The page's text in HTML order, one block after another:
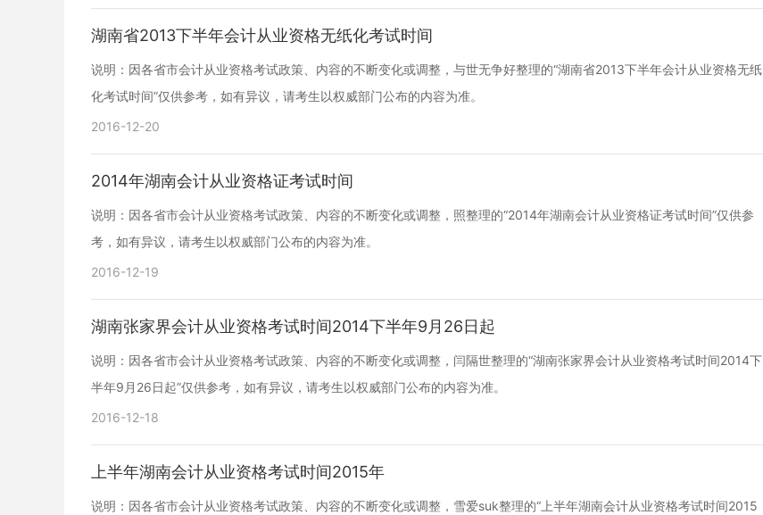
湖南省2013下半年会计从业资格无纸化考试时间
说明：因各省市会计从业资格考试政策、内容的不断变化或调整，与世无争好整理的“湖南省2013下半年会计从业资格无纸
化考试时间”仅供参考，如有异议，请考生以权威部门公布的内容为准。
2016-12-20
2014年湖南会计从业资格证考试时间
说明：因各省市会计从业资格考试政策、内容的不断变化或调整，照整理的“2014年湖南会计从业资格证考试时间”仅供参
考，如有异议，请考生以权威部门公布的内容为准。
2016-12-19
湖南张家界会计从业资格考试时间2014下半年9月26日起
说明：因各省市会计从业资格考试政策、内容的不断变化或调整，闫隔世整理的“湖南张家界会计从业资格考试时间2014下
半年9月26日起”仅供参考，如有异议，请考生以权威部门公布的内容为准。
2016-12-18
上半年湖南会计从业资格考试时间2015年
说明：因各省市会计从业资格考试政策、内容的不断变化或调整，雪爱suk整理的“上半年湖南会计从业资格考试时间2015